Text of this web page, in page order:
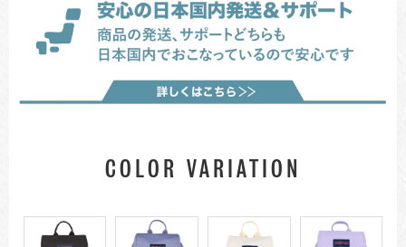
COLOR VARIATION